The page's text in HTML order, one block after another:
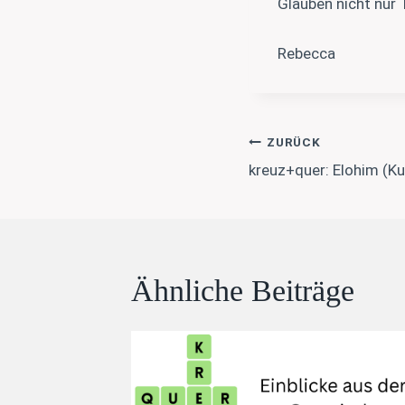
Rebecca
ZURÜCK
kreuz+quer: Elohim
Ähnliche Beiträge